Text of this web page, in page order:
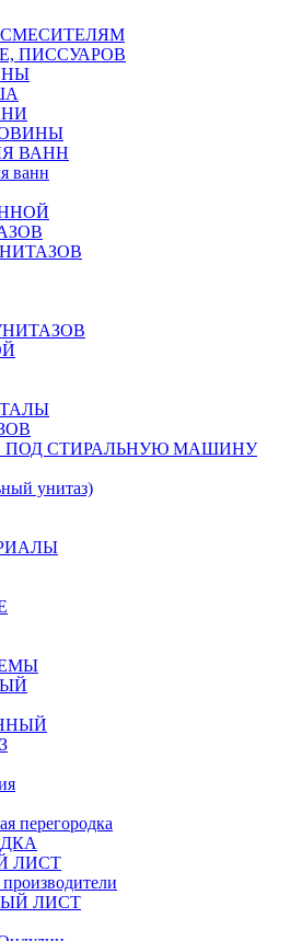
ПИССУАРОВ
ВАНН
ванн
ПОД СТИРАЛЬНУЮ МАШИНУ
унитаз)
ЛИСТ
ЛИСТ